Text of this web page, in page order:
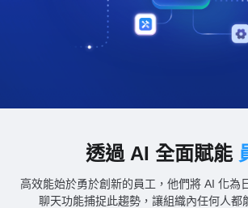
透過 AI 全面賦能
高效能始於勇於創新的員工，他們將 AI 化為
聊天功能捕捉此趨勢，讓組織內任何人都